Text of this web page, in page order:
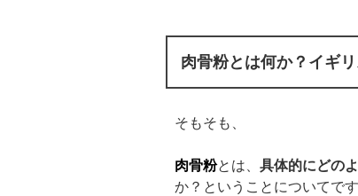
肉骨粉とは何か？イギ
そもそも、
肉骨粉とは、 具体的にどの
か？ということについてです